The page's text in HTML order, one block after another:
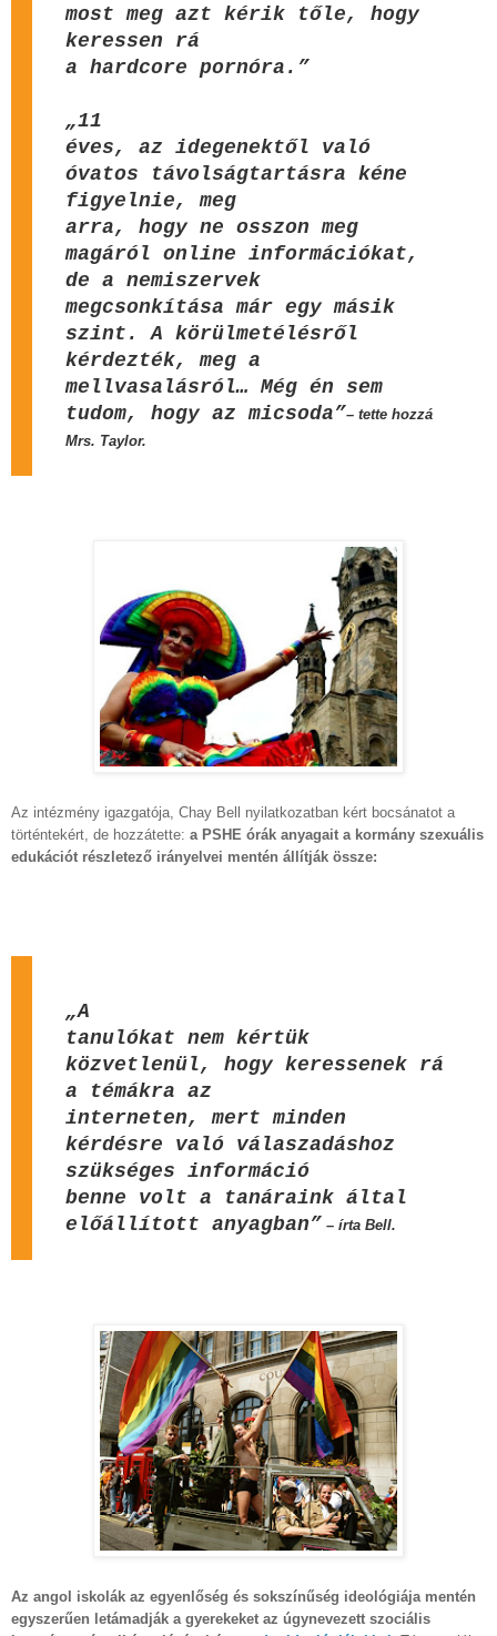
most meg azt kérik tőle, hogy
keressen rá
a hardcore pornóra.”
„11
éves, az idegenektől való
óvatos távolságtartásra kéne
figyelnie, meg
arra, hogy ne osszon meg
magáról online információkat,
de a nemiszervek
megcsonkítása már egy másik
szint. A körülmetélésről
kérdezték, meg a
mellvasalásról… Még én sem
tudom, hogy az micsoda”– tette hozzá
Mrs. Taylor.
Az intézmény igazgatója, Chay Bell nyilatkozatban kért bocsánatot a
történtekért, de hozzátette: a PSHE órák anyagait a kormány szexuális
edukációt részletező irányelvei mentén állítják össze:
„A
tanulókat nem kértük
közvetlenül, hogy keressenek rá
a témákra az
interneten, mert minden
kérdésre való válaszadáshoz
szükséges információ
benne volt a tanáraink által
előállított anyagban” – írta Bell.
Az angol iskolák az egyenlőség és sokszínűség ideológiája mentén
egyszerűen letámadják a gyerekeket az úgynevezett szociális